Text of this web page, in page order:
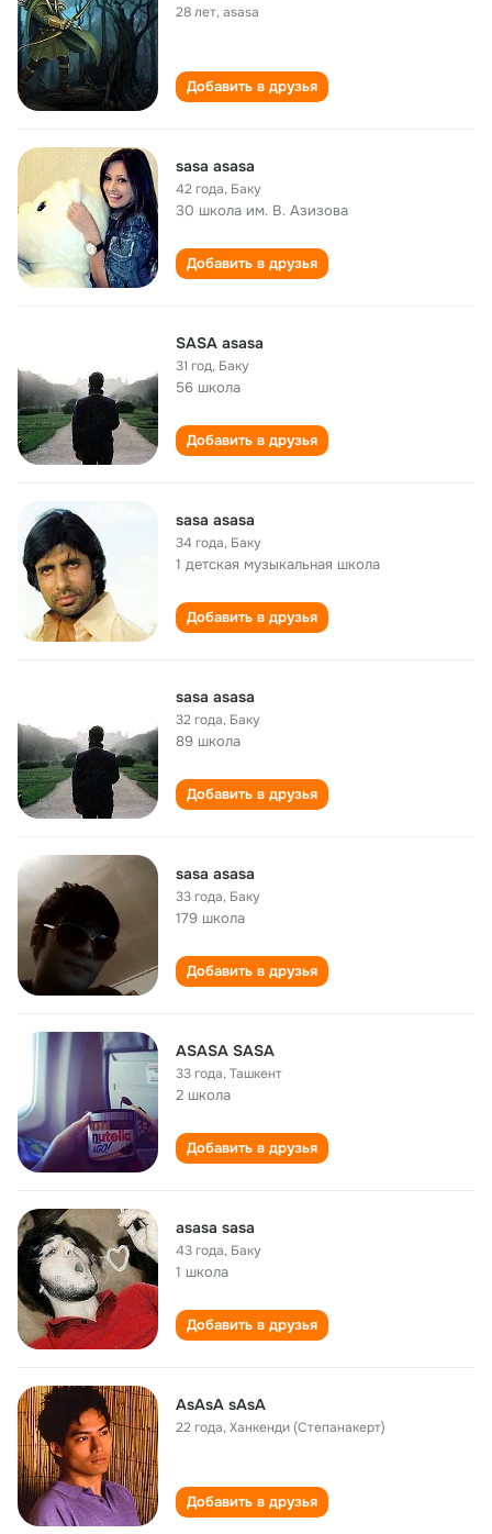
28 лет,asasa
Добавить в друзья
sasa asasa
42 года, Баку
30 школа им. В. Азизова
Добавить в друзья
SASA asasa
31 год, Баку
56 школа
Добавить в друзья
sasa asasa
34 года, Баку
1 детская музыкальная школа
Добавить в друзья
sasa asasa
32 года, Баку
89 школа
Добавить в друзья
sasa asasa
33 года, Баку
179 школа
Добавить в друзья
ASASA SASA
33 года,Ташкент
2 школа
Добавить в друзья
asasa sasa
43 года, Баку
1 школа
Добавить в друзья
AsAsA sAsA
22 года,Ханкенди (Степанакерт)
Добавить в друзья